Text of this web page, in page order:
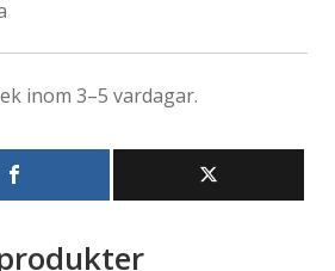
inom 3–5 vardagar.